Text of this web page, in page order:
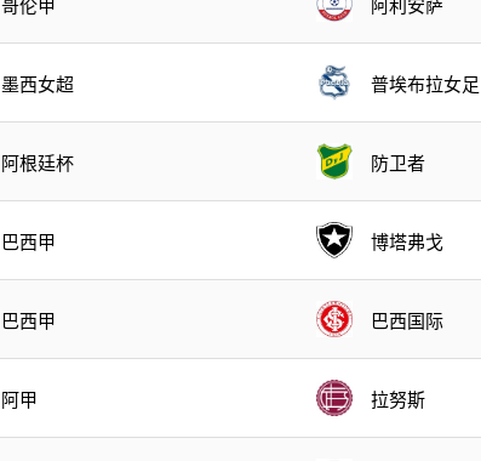
哥伦甲 阿利安萨
墨西女超 普埃布拉女足
阿根廷杯 防卫者
巴西甲 博塔弗戈
巴西甲 巴西国际
阿甲 拉努斯